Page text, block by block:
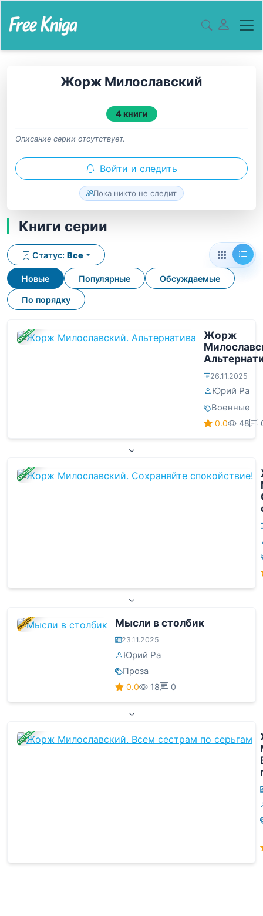
Жорж Милославский
4 книги
Описание серии отсутствует.
Войти и следить
Пока никто не следит
Книги серии
Новые Популярные Обсуждаемые
По порядку
Статус: Все
ЗАВЕРШЕНА
Жорж
26.11.2025
Юрий Ра
Военные
0.0 48
ЗАВЕРШЕНА
В ПРОЦЕССЕ Мысли в столбик
23.11.2025
Юрий Ра
Проза
0.0 18 0
ЗАВЕРШЕНА